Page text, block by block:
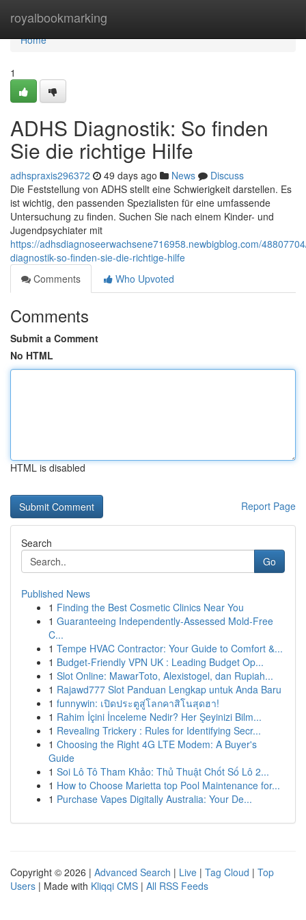
royalbookmarking
Home
Home
1
ADHS Diagnostik: So finden
Sie die richtige Hilfe
adhspraxis296372 49 days ago News
Discuss
Die Feststellung von ADHS stellt eine Schwierigkeit darstellen. Es
ist wichtig, den passenden Spezialisten für eine umfassende
Untersuchung zu finden. Suchen Sie nach einem Kinder- und
Jugendpsychiater mit
https://adhsdiagnoseerwachsene716958.newbigblog.com/
diagnostik-so-finden-sie-die-richtige-hilfe
Comments
Who Upvoted
Comments
Submit a Comment
No HTML
HTML is disabled
Report Page
Search
Go
Published News
1 Finding the Best Cosmetic Clinics Near You
1 Guaranteeing Independently-Assessed Mold-Free
C...
1 Tempe HVAC Contractor: Your Guide to Comfort &...
1 Budget-Friendly VPN UK : Leading Budget Op...
1 Slot Online: MawarToto, Alexistogel, dan Rupiah...
1 Rajawd777 Slot Panduan Lengkap untuk Anda Baru
1 funnywin: เปิดประตูสู่โลกคาสิโนสุดฮา!
1 Rahim İçini İnceleme Nedir? Her Şeyinizi Bilm...
1 Revealing Trickery : Rules for Identifying Secr...
1 Choosing the Right 4G LTE Modem: A Buyer's
Guide
1 Soi Lô Tô Tham Khảo: Thủ Thuật Chốt Số Lô 2...
1 How to Choose Marietta top Pool Maintenance for...
1 Purchase Vapes Digitally Australia: Your De...
Copyright © 2026 | Advanced Search | Live | Tag Cloud | Top
Users | Made with Kliqqi CMS | All RSS Feeds